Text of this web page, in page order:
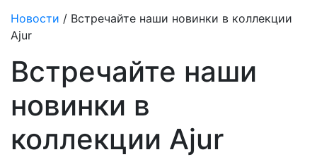
Новости / Встречайте наши новинки в коллекции
Ajur
Встречайте наши
новинки в
коллекции Ajur